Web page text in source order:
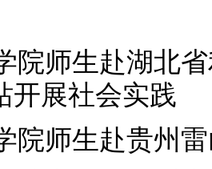
院师生赴湖北
开展社会实践
院师生赴贵州